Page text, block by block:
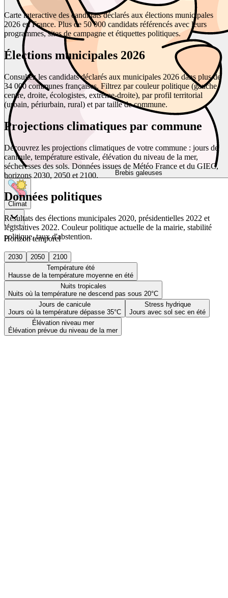
Brebis galeuses
Climat
Horizon temporel
2030 2050
2100
Température été
Hausse de la température moyenne en été
Nuits tropicales
Nuits où la température ne descend pas sous 20°C
Jours de canicule
Jours où la température dépasse 35°C
Stress hydrique
Jours avec sol sec en été
Élévation niveau mer
Élévation prévue du niveau de la mer
Carte interactive des candidats déclarés aux élections municipales
2026 en France. Plus de 50 000 candidats référencés avec leurs
programmes, sites de campagne et étiquettes politiques.
Élections municipales 2026
Consultez les candidats déclarés aux municipales 2026 dans plus de
34 000 communes françaises. Filtrez par couleur politique (gauche,
centre, droite, écologistes, extrême-droite), par profil territorial
(urbain, périurbain, rural) et par taille de commune.
Projections climatiques par commune
Découvrez les projections climatiques de votre commune : jours de
canicule, température estivale, élévation du niveau de la mer,
sécheresses des sols. Données issues de Météo France et du GIEC,
horizons 2030, 2050 et 2100.
Données politiques
Résultats des élections municipales 2020, présidentielles 2022 et
législatives 2022. Couleur politique actuelle de la mairie, stabilité
politique, taux d'abstention.